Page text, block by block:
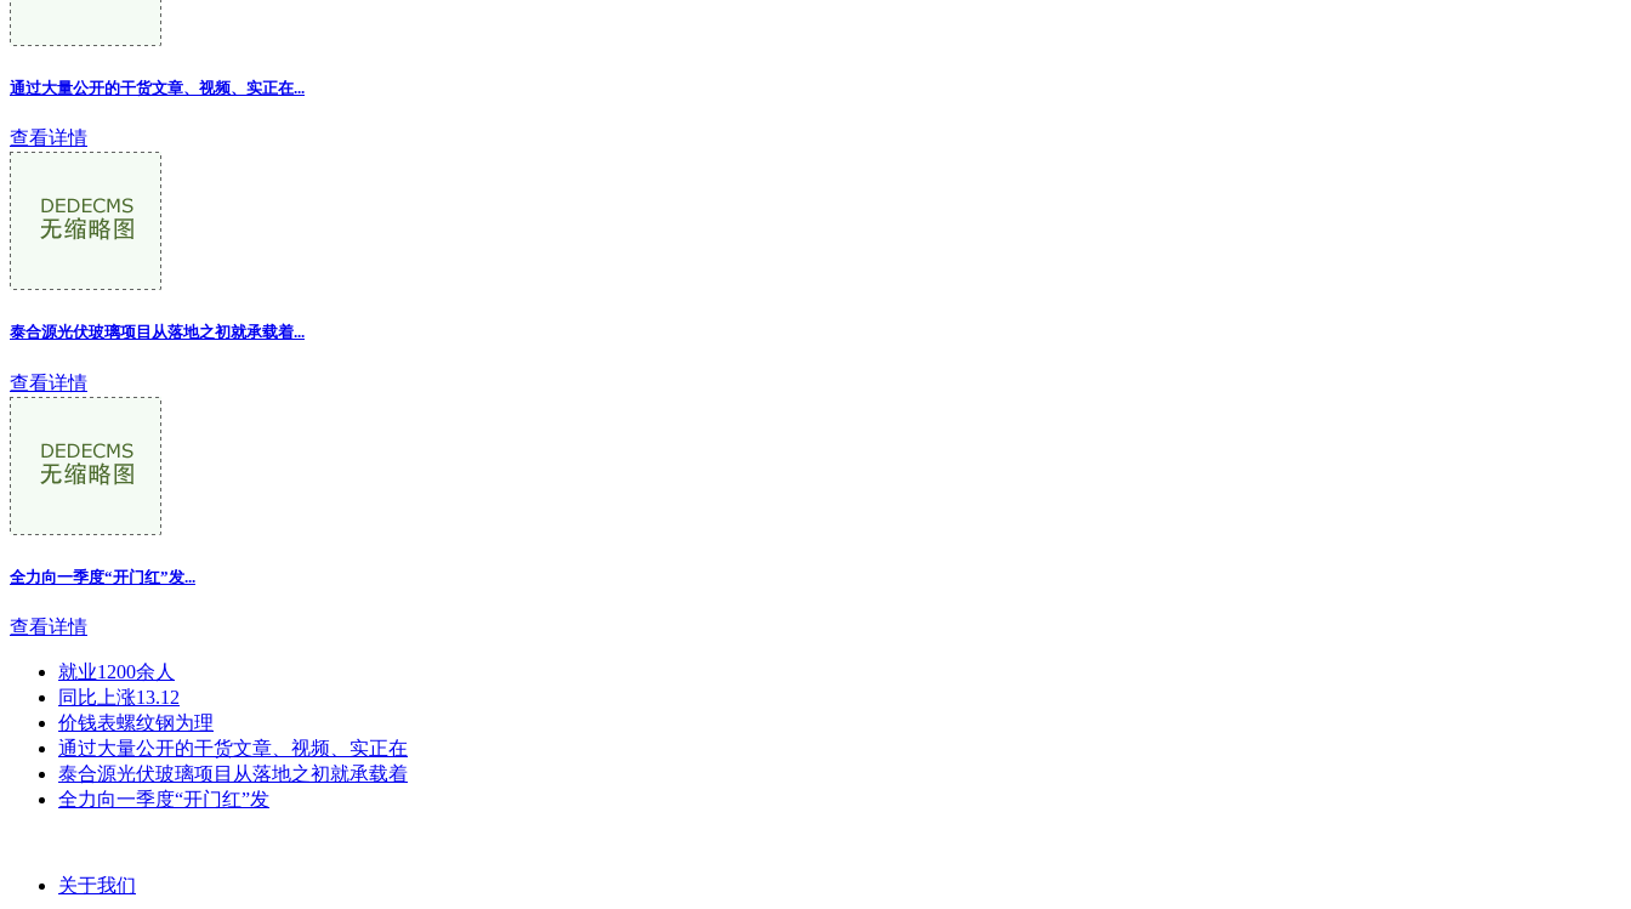
通过大量公开的干货文章、视频、实正在...
查看详情
泰合源光伏玻璃项目从落地之初就承载着...
查看详情
全力向一季度“开门红”发...
查看详情
就业1200余人
同比上涨13.12
价钱表螺纹钢为理
通过大量公开的干货文章、视频、实正在
泰合源光伏玻璃项目从落地之初就承载着
全力向一季度“开门红”发
关于我们